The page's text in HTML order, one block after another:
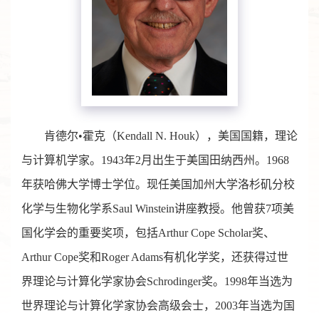
肯德尔•霍克（Kendall N. Houk），美国国籍，理论
与计算机学家。1943年2月出生于美国田纳西州。1968
年获哈佛大学博士学位。现任美国加州大学洛杉矶分校
化学与生物化学系Saul Winstein讲座教授。他曾获7项美
国化学会的重要奖项，包括Arthur Cope Scholar奖、
Arthur Cope奖和Roger Adams有机化学奖，还获得过世
界理论与计算化学家协会Schrodinger奖。1998年当选为
世界理论与计算化学家协会高级会士，2003年当选为国